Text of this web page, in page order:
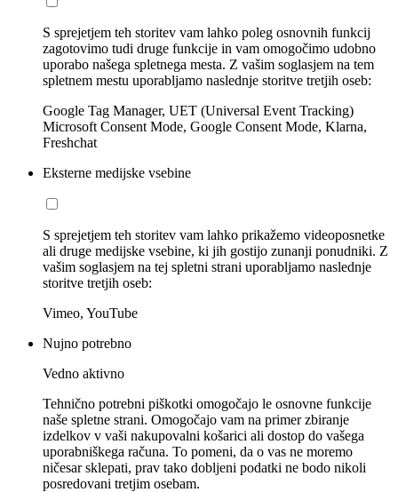
S sprejetjem teh storitev vam lahko poleg osnovnih funkcij
zagotovimo tudi druge funkcije in vam omogočimo udobno
uporabo našega spletnega mesta. Z vašim soglasjem na tem
spletnem mestu uporabljamo naslednje storitve tretjih oseb:
Google Tag Manager, UET (Universal Event Tracking)
Microsoft Consent Mode, Google Consent Mode, Klarna,
Freshchat
Eksterne medijske vsebine
S sprejetjem teh storitev vam lahko prikažemo videoposnetke
ali druge medijske vsebine, ki jih gostijo zunanji ponudniki. Z
vašim soglasjem na tej spletni strani uporabljamo naslednje
storitve tretjih oseb:
Vimeo, YouTube
Nujno potrebno
Vedno aktivno
Tehnično potrebni piškotki omogočajo le osnovne funkcije
naše spletne strani. Omogočajo vam na primer zbiranje
izdelkov v vaši nakupovalni košarici ali dostop do vašega
uporabniškega računa. To pomeni, da o vas ne moremo
ničesar sklepati, prav tako dobljeni podatki ne bodo nikoli
posredovani tretjim osebam.